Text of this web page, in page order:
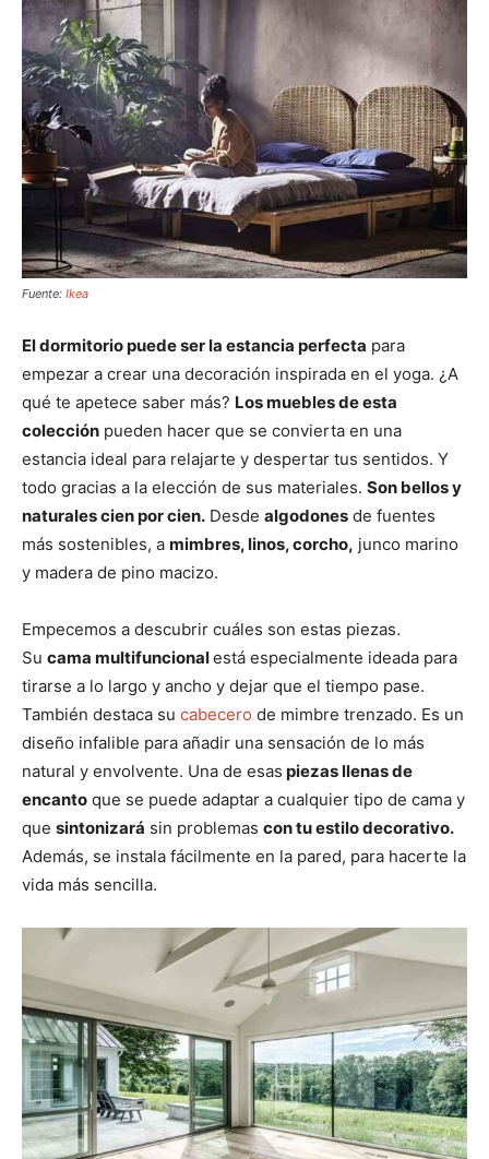
Fuente: Ikea
El dormitorio puede ser la estancia perfecta para
empezar a crear una decoración inspirada en el yoga. ¿A
qué te apetece saber más? Los muebles de esta
colección pueden hacer que se convierta en una
estancia ideal para relajarte y despertar tus sentidos. Y
todo gracias a la elección de sus materiales. Son bellos y
naturales cien por cien. Desde algodones de fuentes
más sostenibles, a mimbres, linos, corcho, junco marino
y madera de pino macizo.
Empecemos a descubrir cuáles son estas piezas.
Su cama multifuncionalestá especialmente ideada para
tirarse a lo largo y ancho y dejar que el tiempo pase.
También destaca su cabecero de mimbre trenzado. Es un
diseño infalible para añadir una sensación de lo más
natural y envolvente. Una de esas piezas llenas de
encanto que se puede adaptar a cualquier tipo de cama y
que sintonizará sin problemas con tu estilo decorativo.
Además, se instala fácilmente en la pared, para hacerte la
vida más sencilla.